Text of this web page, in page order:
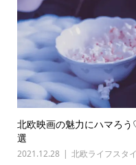
北欧映画の魅力にハマろ
選
2021.12.28 北欧ライフスタ